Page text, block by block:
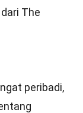
The
peribadi,